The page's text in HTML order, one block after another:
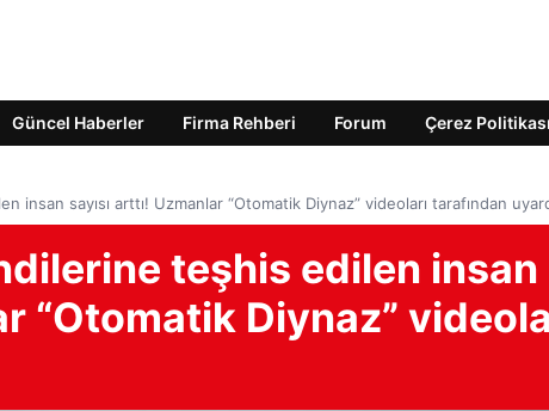
Güncel Haberler Firma Rehberi Forum Çerez Politikası
insan sayısı arttı! Uzmanlar “Otomatik Diynaz” videoları tarafından
teşhis edilen insan
“Otomatik Diynaz”